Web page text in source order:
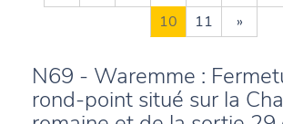
10
11 »
N69 - Waremme :
rond-point situé sur la